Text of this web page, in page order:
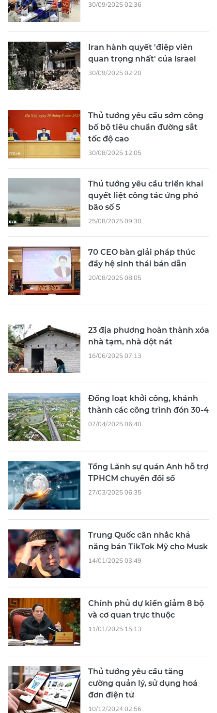
30/09/2025 02:36
Iran hành quyết 'điệp viên
quan trọng nhất' của Israel
30/09/2025 02:20
Thủ tướng yêu cầu sớm công
bố bộ tiêu chuẩn đường sắt
tốc độ cao
30/08/2025 12:05
Thủ tướng yêu cầu triển khai
quyết liệt công tác ứng phó
bão số 5
25/08/2025 09:30
70 CEO bàn giải pháp thúc
đẩy hệ sinh thái bán dẫn
20/08/2025 08:05
23 địa phương hoàn thành xóa
nhà tạm, nhà dột nát
16/06/2025 07:13
Đồng loạt khởi công, khánh
thành các công trình đón 30-4
07/04/2025 06:40
Tổng Lãnh sự quán Anh hỗ trợ
TPHCM chuyển đổi số
27/03/2025 06:35
Trung Quốc cân nhắc khả
năng bán TikTok Mỹ cho Musk
14/01/2025 03:49
Chính phủ dự kiến giảm 8 bộ
và cơ quan trực thuộc
11/01/2025 15:13
Thủ tướng yêu cầu tăng
cường quản lý, sử dụng hoá
đơn điện tử
10/12/2024 02:56